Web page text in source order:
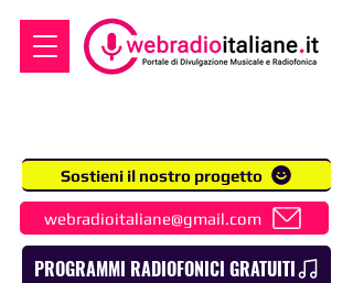
webradioitaliane@gmail.com
PROGRAMMI RADIOFONICI GRATUITI
Sostieni il nostro progetto